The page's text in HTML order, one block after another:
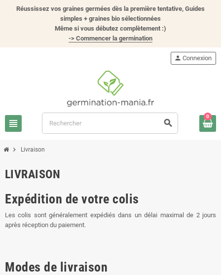
Réussissez vos graines germées dès la première tentative, Guides
simples + graines bio sélectionnées
Même si vous débutez complètement :)
-> Commencer la germination
view_headline search
person Connexion
0
chevron_right Livraison
LIVRAISON
Expédition de votre colis
Les colis sont généralement expédiés dans un délai maximal de 2 jours
après réception du paiement.
Modes de livraison